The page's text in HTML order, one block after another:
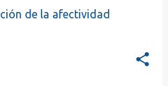
de la afectividad